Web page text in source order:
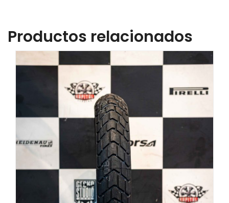
Productos relacionados